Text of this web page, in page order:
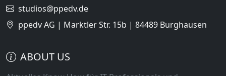
studios@ppedv.de
ppedv AG | Marktler Str. 15b | 84489 Burghausen
ABOUT US